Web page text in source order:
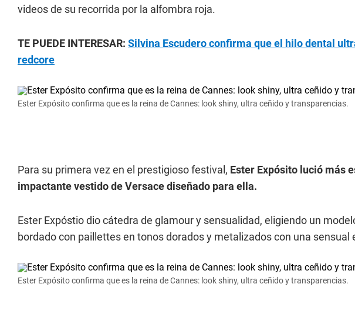
videos de su recorrida por la alfombra roja.
TE PUEDE INTERESAR: Silvina Escudero confirma que el hilo dental
redcore
Ester Expósito confirma que es la reina de Cannes: look shiny, ultra ceñido y transparencias.
Para su primera vez en el prestigioso festival, Ester Expósito lució más
impactante vestido de Versace diseñado para ella.
Ester Expóstio dio cátedra de glamour y sensualidad, eligiendo un
bordado con paillettes en tonos dorados y metalizados con una
Ester Expósito confirma que es la reina de Cannes: look shiny, ultra ceñido y transparencias.